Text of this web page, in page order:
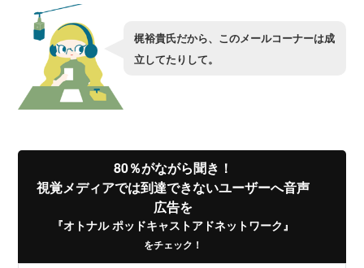
梶裕貴氏だから、このメールコーナーは成
立してたりして。
80％がながら聞き！
視覚メディアでは到達できないユーザーへ音声
広告を
『オトナル ポッドキャストアドネットワーク』
をチェック！